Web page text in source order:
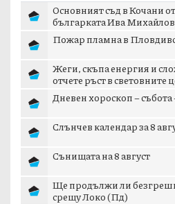
Основният съд в Кочани
българката Ива
Пожар пламна в
Жеги, скъпа енергия и
отчете ръст в световните
Дневен хороскоп – събота
Слънчев календар за 8
Сънищата на 8 август
Ще продължи ли
срещу Локо (Пд)